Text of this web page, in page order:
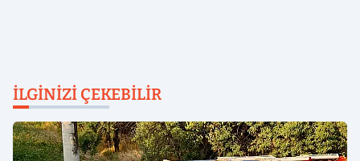
İLGINIZI ÇEKEBILIR